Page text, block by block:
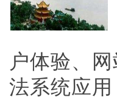
户体验、
法系统应